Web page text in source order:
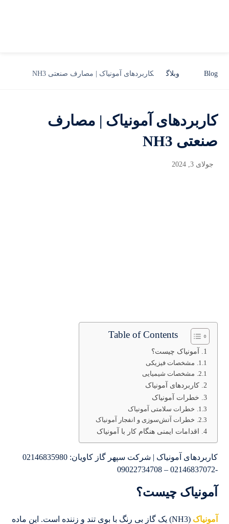
Blog وبلاگ کاربردهای آمونیاک | مصارف صنعتی NH3
کاربردهای آمونیاک | مصارف
صنعتی NH3
جولای 3, 2024
Table of Contents
آمونیاک چیست؟
مشخصات فیزیکی
مشخصات شیمیایی
کاربردهای آمونیاک
خطرات آمونیاک
خطرات سلامتی آمونیاک
خطرات آتش‌سوزی و انفجار آمونیاک
اقدامات ایمنی هنگام کار با آمونیاک
کاربردهای آمونیاک | شرکت سپهر گاز کاویان: 02146835980
-02146837072 – 09022734708
آمونیاک چیست؟
آمونیاک
(NH3) یک گاز بی رنگ با بوی تند و زننده است. این ماده